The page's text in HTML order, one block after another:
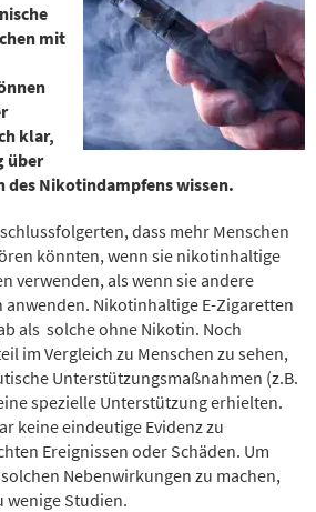
mit
klar,
über
des Nikotindampfens wissen.
dass mehr Menschen
könnten, wenn sie nikotinhaltige
verwenden, als wenn sie andere
Nikotinhaltige E-Zigaretten
als solche ohne Nikotin. Noch
im Vergleich zu Menschen zu sehen,
Unterstützungsmaßnahmen (z.B.
spezielle Unterstützung erhielten.
keine eindeutige Evidenz zu
Ereignissen oder Schäden. Um
Nebenwirkungen zu machen,
wenige Studien.